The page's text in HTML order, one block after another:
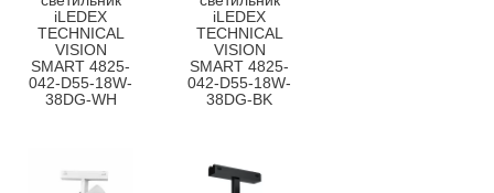
iLEDEX
TECHNICAL
VISION
SMART 4825-
042-D55-18W-
38DG-WH
iLEDEX
TECHNICAL
VISION
SMART 4825-
042-D55-18W-
38DG-BK